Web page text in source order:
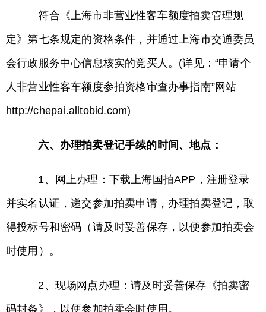
符合《上海市非营业性客车额度拍卖管理规
定》第七条规定的资格条件，并通过上海市交通委员
会行政服务中心信息核实的竞买人。(详见：“申请个
人非营业性客车额度参拍资格审查办事指南”网站
http://chepai.alltobid.com)
六、办理拍卖登记手续的时间、地点：
1、网上办理：下载上海国拍APP，注册登录
并实名认证，递交参加拍卖申请，办理拍卖登记，取
得投标号和密码（请及时妥善保存，以便参加拍卖会
时使用）。
2、现场网点办理：请及时妥善保存《拍卖密
码封条》，以便参加拍卖会时使用。